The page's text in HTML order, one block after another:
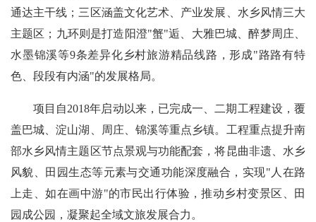
通达主干线；三区涵盖文化艺术、产业发展、水乡风情三大
主题区；九环则是打造阳澄"蟹"逅、大雅巴城、醉梦周庄、
水墨锦溪等9条差异化乡村旅游精品线路，形成"路路有特
色、段段有内涵"的发展格局。
项目自2018年启动以来，已完成一、二期工程建设，覆
盖巴城、淀山湖、周庄、锦溪等重点乡镇。工程重点提升南
部水乡风情主题区节点景观与功能配套，将昆曲非遗、水乡
风貌、田园生态等元素与交通功能深度融合，实现"人在路
上走、如在画中游"的市民出行体验，推动乡村变景区、田
园成公园，凝聚起全域文旅发展合力。